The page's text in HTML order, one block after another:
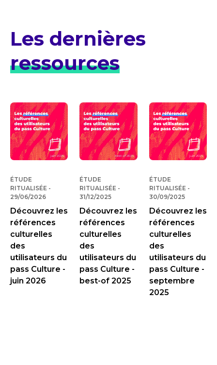
Les dernières
ressources
ÉTUDE
RITUALISÉE- PUBLIÉ LE
29/06/2026
Découvrez les
références
culturelles
des
utilisateurs du
pass Culture -
juin 2026
ÉTUDE
RITUALISÉE - PUBLIÉ LE
31/12/2025
Découvrez les
références
culturelles
des
utilisateurs du
pass Culture -
best-of 2025
ÉTUDE
RITUALISÉE-
30/09/2025
Découvrez les
références
culturelles
des
utilisateurs du
pass Culture -
septembre
2025